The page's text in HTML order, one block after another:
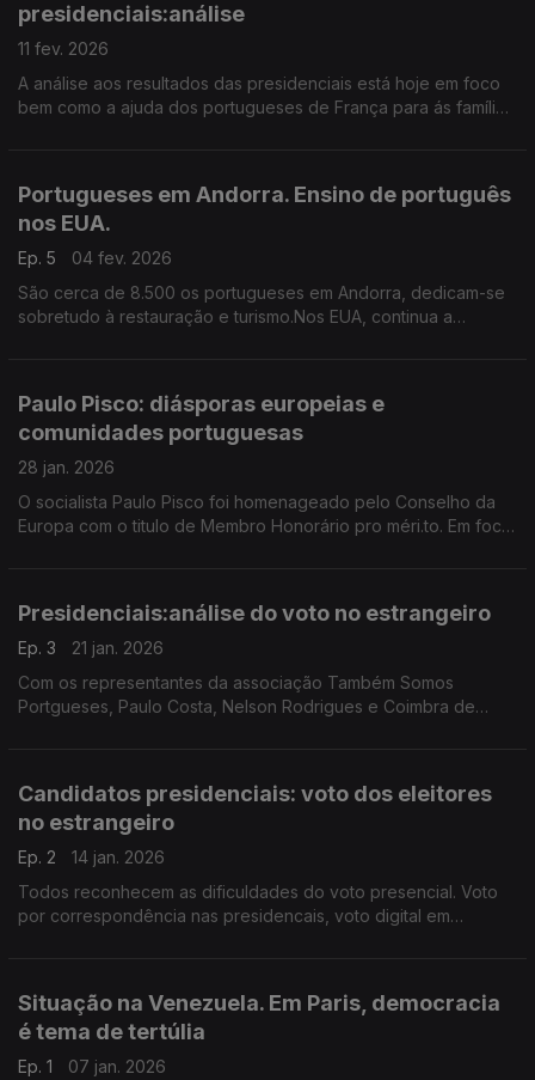
presidenciais:análise
11 fev. 2026
A análise aos resultados das presidenciais está hoje em foco
bem como a ajuda dos portugueses de França para ás famílias
Portugueses em Andorra. Ensino de português
nos EUA.
Ep. 5
04 fev. 2026
São cerca de 8.500 os portugueses em Andorra, dedicam-se
sobretudo à restauração e turismo.Nos EUA, continua a
Paulo Pisco: diásporas europeias e
comunidades portuguesas
28 jan. 2026
O socialista Paulo Pisco foi homenageado pelo Conselho da
Europa com o titulo de Membro Honorário pro méri.to. Em foco,
Presidenciais:análise do voto no estrangeiro
Ep. 3
21 jan. 2026
Com os representantes da associação Também Somos
Portgueses, Paulo Costa, Nelson Rodrigues e Coimbra de
Candidatos presidenciais: voto dos eleitores
no estrangeiro
Ep. 2
14 jan. 2026
Todos reconhecem as dificuldades do voto presencial. Voto
por correspondência nas presidencais, voto digital em
Situação na Venezuela. Em Paris, democracia
é tema de tertúlia
Ep. 1
07 jan. 2026